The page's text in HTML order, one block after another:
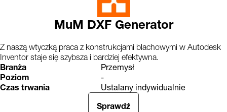
MuM DXF Generator
Z naszą wtyczką praca z konstrukcjami blachowymi w Autodesk
Inventor staje się szybsza i bardziej efektywna.
Branża
Przemysł
Poziom
-
Czas trwania
Ustalany indywidualnie
Sprawdź